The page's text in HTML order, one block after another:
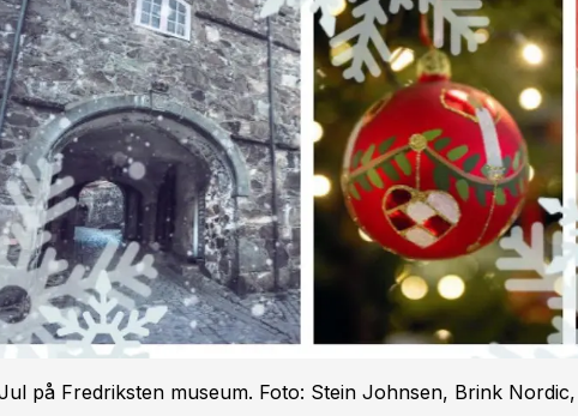
på Fredriksten museum. Foto: Stein Johnsen, Brink